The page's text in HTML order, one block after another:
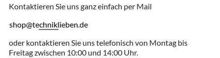
Kontaktieren Sie uns ganz einfach per Mail
shop@techniklieben.de
oder kontaktieren Sie uns telefonisch von Montag bis
Freitag zwischen 10:00 und 14:00 Uhr.